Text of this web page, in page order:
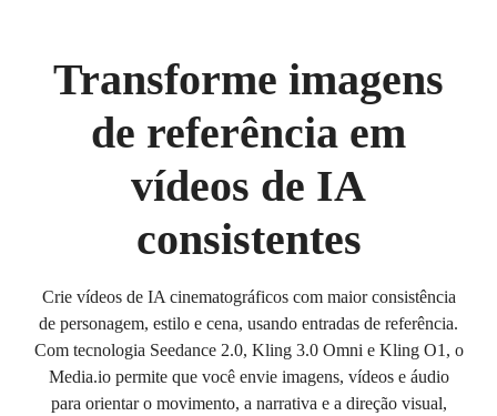
Transforme imagens
de referência em
vídeos de IA
consistentes
Crie vídeos de IA cinematográficos com maior consistência
de personagem, estilo e cena, usando entradas de referência.
Com tecnologia Seedance 2.0, Kling 3.0 Omni e Kling O1, o
Media.io permite que você envie imagens, vídeos e áudio
para orientar o movimento, a narrativa e a direção visual,